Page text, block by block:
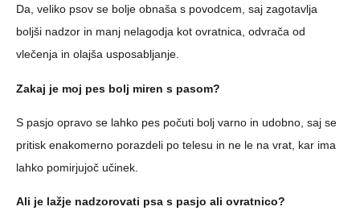
Da, veliko psov se bolje obnaša s povodcem, saj zagotavlja
boljši nadzor in manj nelagodja kot ovratnica, odvrača od
vlečenja in olajša usposabljanje.
Zakaj je moj pes bolj miren s pasom?
S pasjo opravo se lahko pes počuti bolj varno in udobno, saj se
pritisk enakomerno porazdeli po telesu in ne le na vrat, kar ima
lahko pomirjujoč učinek.
Ali je lažje nadzorovati psa s pasjo ali ovratnico?